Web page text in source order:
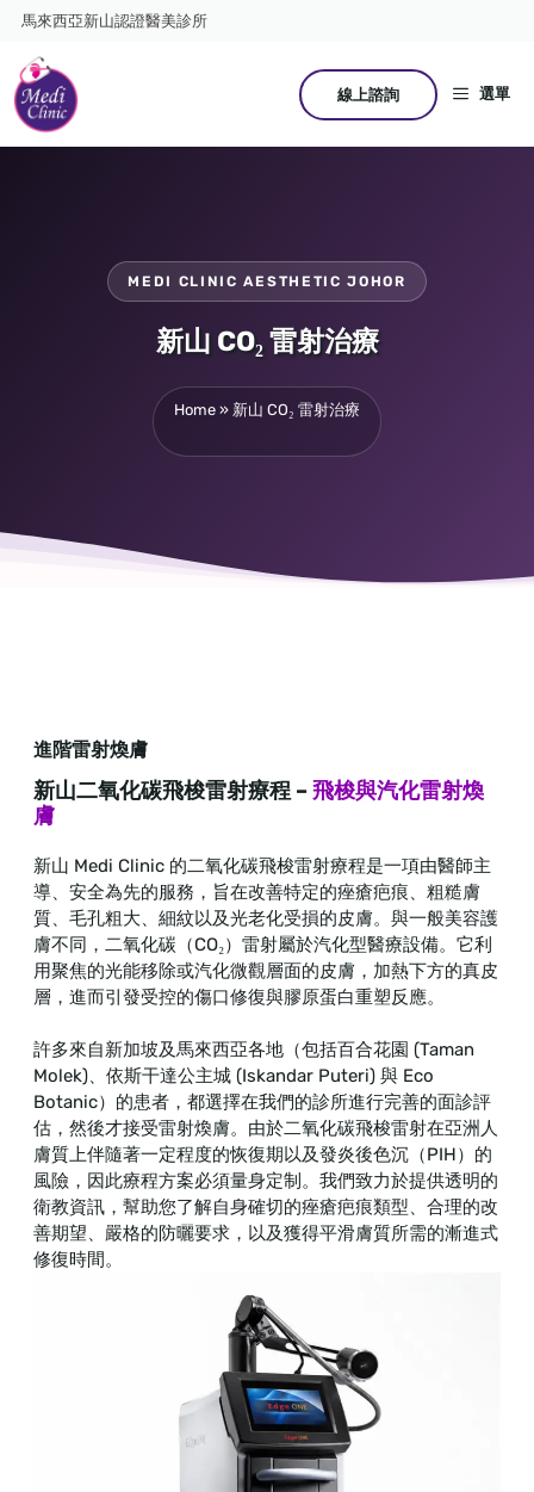
要
內
容
馬來西亞新山認證醫美診所
選單
線上諮詢
MEDI CLINIC AESTHETIC JOHOR
新山 CO₂ 雷射治療
Home » 新山 CO₂ 雷射治療
進階雷射煥膚
新山二氧化碳飛梭雷射療程 –飛梭與汽化雷射煥
膚
新山 Medi Clinic 的二氧化碳飛梭雷射療程是一項由醫師主
導、安全為先的服務，旨在改善特定的痤瘡疤痕、粗糙膚
質、毛孔粗大、細紋以及光老化受損的皮膚。與一般美容護
膚不同，二氧化碳（CO₂）雷射屬於汽化型醫療設備。它利
用聚焦的光能移除或汽化微觀層面的皮膚，加熱下方的真皮
層，進而引發受控的傷口修復與膠原蛋白重塑反應。
許多來自新加坡及馬來西亞各地（包括百合花園 (Taman
Molek)、依斯干達公主城 (Iskandar Puteri) 與 Eco
Botanic）的患者，都選擇在我們的診所進行完善的面診評
估，然後才接受雷射煥膚。由於二氧化碳飛梭雷射在亞洲人
膚質上伴隨著一定程度的恢復期以及發炎後色沉（PIH）的
風險，因此療程方案必須量身定制。我們致力於提供透明的
衛教資訊，幫助您了解自身確切的痤瘡疤痕類型、合理的改
善期望、嚴格的防曬要求，以及獲得平滑膚質所需的漸進式
修復時間。